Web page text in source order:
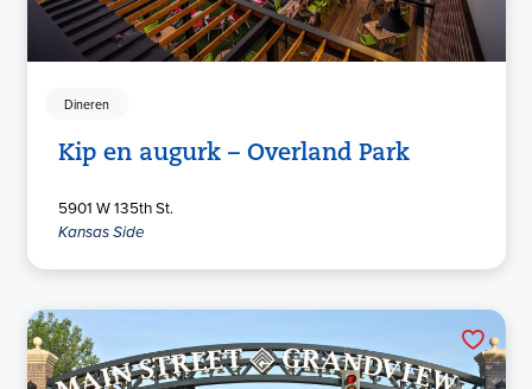
Dineren
Kip en augurk – Overland Park
5901 W 135th St.
Kansas Side